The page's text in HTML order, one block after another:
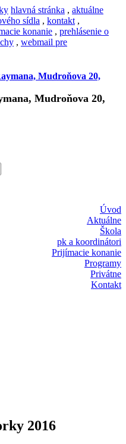
hlavná stránka , aktuálne
sídla , kontakt ,
konanie , prehlásenie o
, webmail pre
Mudroňova 20,
Úvod
Aktuálne
Škola
pk a koordinátori
Prijímacie konanie
Programy
Privátne
Kontakt
2016